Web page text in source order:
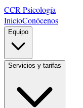
CCR Psicología
InicioConócenos
Equipo
Servicios y tarifas